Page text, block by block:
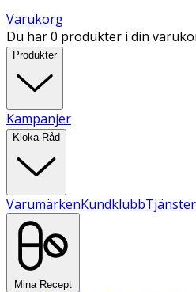
Varukorg
Du har 0 produkter i din
Produkter
Kampanjer
Kloka Råd
VarumärkenKundklubbTjänster
Mina Recept